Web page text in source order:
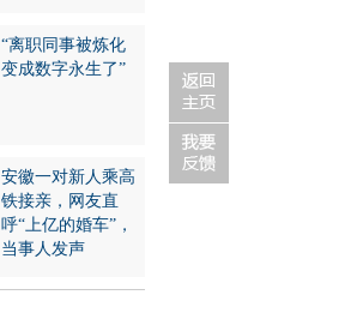
“离职同事被炼化
变成数字永生了”
安徽一对新人乘高
铁接亲，网友直
呼“上亿的婚车”，
当事人发声